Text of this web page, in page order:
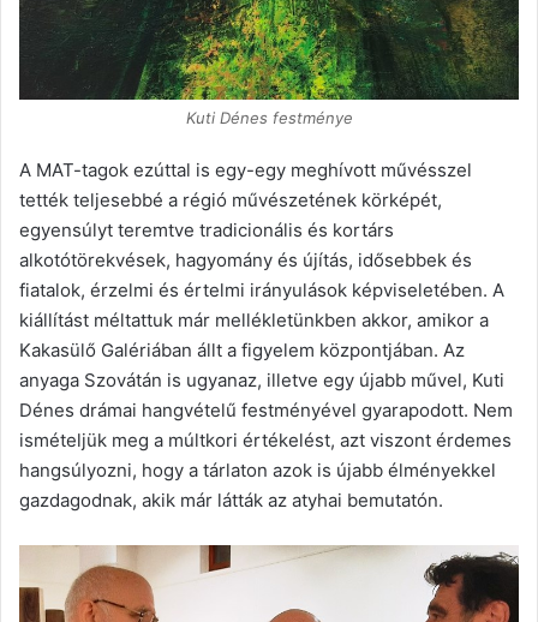
Kuti Dénes festménye
A MAT-tagok ezúttal is egy-egy meghívott művésszel
tették teljesebbé a régió művészetének körképét,
egyensúlyt teremtve tradicionális és kortárs
alkotótörekvések, hagyomány és újítás, idősebbek és
fiatalok, érzelmi és értelmi irányulások képviseletében. A
kiállítást méltattuk már mellékletünkben akkor, amikor a
Kakasülő Galériában állt a figyelem központjában. Az
anyaga Szovátán is ugyanaz, illetve egy újabb művel, Kuti
Dénes drámai hangvételű festményével gyarapodott. Nem
ismételjük meg a múltkori értékelést, azt viszont érdemes
hangsúlyozni, hogy a tárlaton azok is újabb élményekkel
gazdagodnak, akik már látták az atyhai bemutatón.